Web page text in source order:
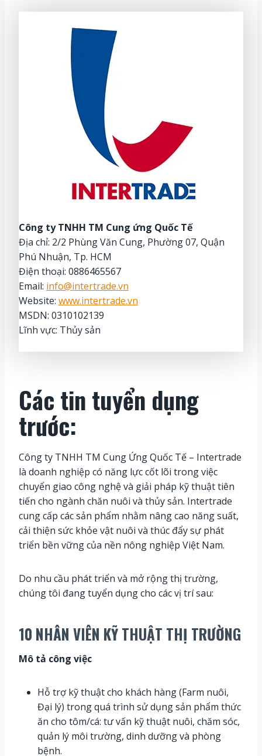
Công ty TNHH TM Cung ứng Quốc Tế
Địa chỉ: 2/2 Phùng Văn Cung, Phường 07, Quận
Phú Nhuận, Tp. HCM
Điện thoại: 0886465567
Email: info@intertrade.vn
Website: www.intertrade.vn
MSDN: 0310102139
Lĩnh vực: Thủy sản
Các tin tuyển dụng
trước:
Công ty TNHH TM Cung Ứng Quốc Tế – Intertrade
là doanh nghiệp có năng lực cốt lõi trong việc
chuyển giao công nghệ và giải pháp kỹ thuật tiên
tiến cho ngành chăn nuôi và thủy sản. Intertrade
cung cấp các sản phẩm nhằm nâng cao năng suất,
cải thiện sức khỏe vật nuôi và thúc đẩy sự phát
triển bền vững của nền nông nghiệp Việt Nam.
Do nhu cầu phát triển và mở rộng thị trường,
chúng tôi đang tuyển dụng cho các vị trí sau:
10 NHÂN VIÊN KỸ THUẬT THỊ TRƯỜNG
Mô tả công việc
Hỗ trợ kỹ thuật cho khách hàng (Farm nuôi,
Đại lý) trong quá trình sử dụng sản phẩm thức
ăn cho tôm/cá: tư vấn kỹ thuật nuôi, chăm sóc,
quản lý môi trường, dinh dưỡng và phòng
bệnh.